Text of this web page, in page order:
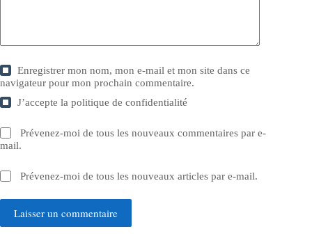
Enregistrer mon nom, mon e-mail et mon site dans ce
navigateur pour mon prochain commentaire.
J’accepte lapolitique de confidentialité
Prévenez-moi de tous les nouveaux commentaires par e-
mail.
Prévenez-moi de tous les nouveaux articles par e-mail.
Laisser un commentaire